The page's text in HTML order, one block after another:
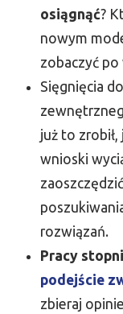
osiągnąć?
nowym
zobaczyć po
Sięgnięcia
już to zrobił,
wnioski
rozwiązań.
Pracy
podejście
zbieraj